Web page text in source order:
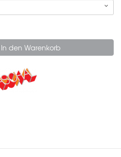
In den Warenkorb